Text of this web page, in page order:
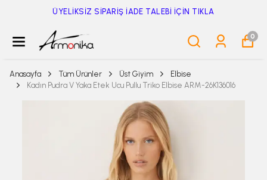
ÜYELİKSİZ SİPARİŞ İADE TALEBİ İÇİN TIKLA
0
Anasayfa Tüm Ürünler Üst Giyim
Elbise
Kadın Pudra V Yaka Etek Ucu Pullu Triko Elbise ARM-26K136016